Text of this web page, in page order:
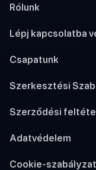
Rólunk
Lépj kapcsolatba
Csapatunk
Szerkesztési
Szerződési
Adatvédelem
Cookie-szabályzat